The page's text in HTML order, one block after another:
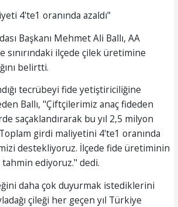
4'te1 oranında azaldı"
Başkanı Mehmet Ali Ballı, AA
sınırındaki ilçede çilek üretimine
belirtti.
tecrübeyi fide yetiştiriciliğine
Ballı, "Çiftçilerimiz anaç fideden
saçaklandırarak bu yıl 2,5 milyon
girdi maliyetini 4'te1 oranında
destekliyoruz. İlçede fide üretiminin
tahmin ediyoruz." dedi.
daha çok duyurmak istediklerini
çileği her geçen yıl Türkiye